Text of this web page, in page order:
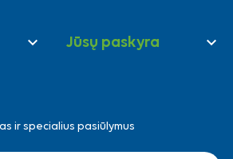
 Jūsų paskyra 
ir specialius pasiūlymus